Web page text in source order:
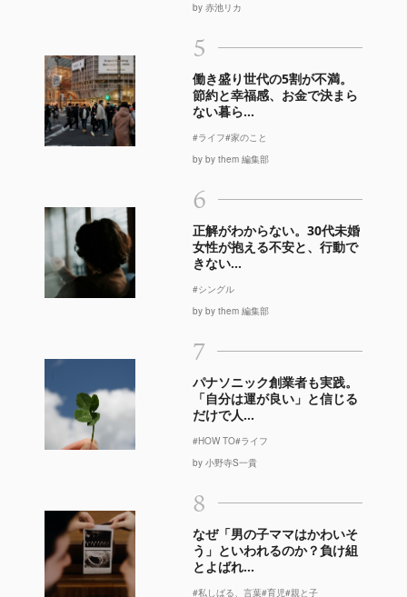
by 赤池リカ
5
働き盛り世代の5割が不満。
節約と幸福感、お金で決まら
ない暮ら...
#ライフ#家のこと
by by them 編集部
6
正解がわからない。30代未婚
女性が抱える不安と、行動で
きない...
#シングル
by by them 編集部
7
パナソニック創業者も実践。
「自分は運が良い」と信じる
だけで人...
#HOW TO#ライフ
by 小野寺S一貴
8
なぜ「男の子ママはかわいそ
う」といわれるのか？負け組
とよばれ...
#私しばる、言葉#育児#親と子